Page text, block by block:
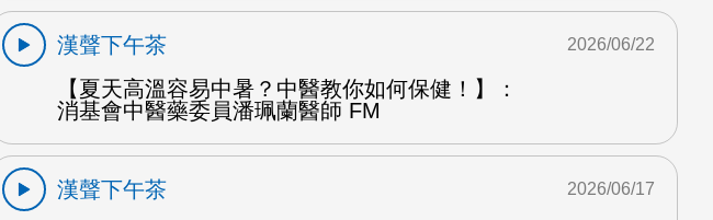
漢聲下午茶
【夏天高溫容易中暑？中醫教你如何保健！】：
消基會中醫藥委員潘珮蘭醫師 FM
2026/06/22
漢聲下午茶
2026/06/17